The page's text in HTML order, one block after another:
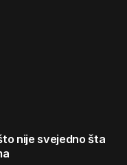
nije svejedno šta